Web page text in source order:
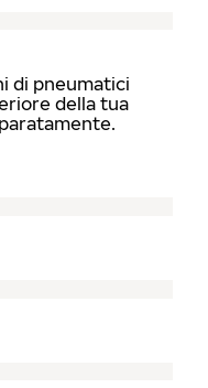
di pneumatici
della tua